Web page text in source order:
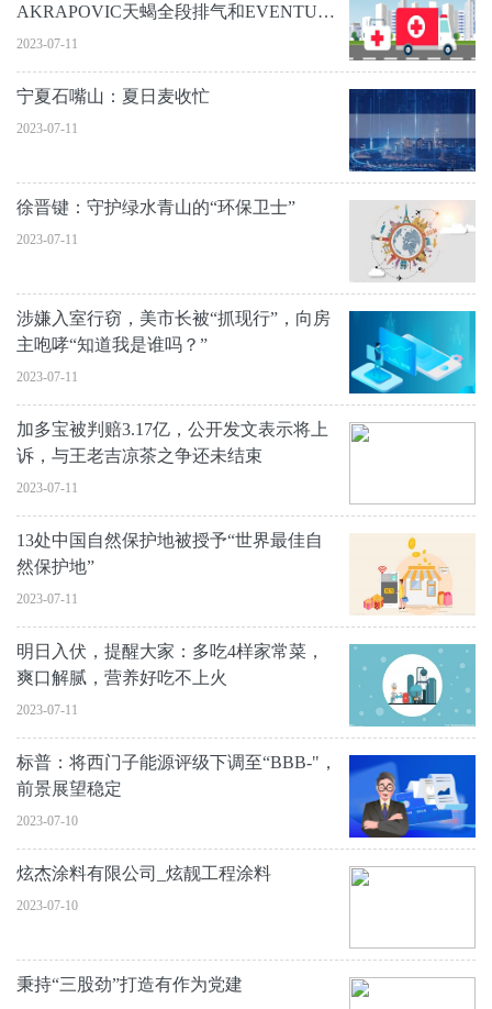
AKRAPOVIC天蝎全段排气和EVENTURI
进气
2023-07-11
宁夏石嘴山：夏日麦收忙
2023-07-11
徐晋键：守护绿水青山的“环保卫士”
2023-07-11
涉嫌入室行窃，美市长被“抓现行”，向房
主咆哮“知道我是谁吗？”
2023-07-11
加多宝被判赔3.17亿，公开发文表示将上
诉，与王老吉凉茶之争还未结束
2023-07-11
13处中国自然保护地被授予“世界最佳自
然保护地”
2023-07-11
明日入伏，提醒大家：多吃4样家常菜，
爽口解腻，营养好吃不上火
2023-07-11
标普：将西门子能源评级下调至“BBB-"，
前景展望稳定
2023-07-10
炫杰涂料有限公司_炫靓工程涂料
2023-07-10
秉持“三股劲”打造有作为党建